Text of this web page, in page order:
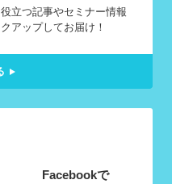
立つ記事やセミナー情報
アップしてお届け！
Facebookで